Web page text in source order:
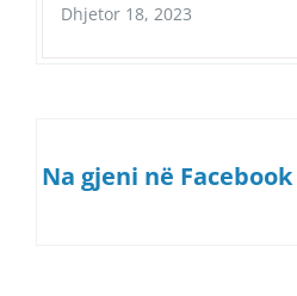
Dhjetor 18, 2023
Na gjeni në Facebook